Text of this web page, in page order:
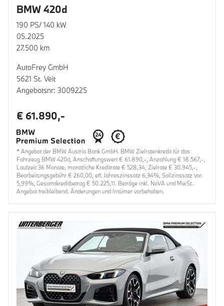
BMW 420d
190 PS/ 140 kW
05.2025
27.500 km
AutoFrey GmbH
5621 St. Veit
Angebotsnr: 3009225
€ 61.890,-
* Angebot der BMW Austria Bank GmbH. BMW Zielratenkredit für das
Fahrzeug BMW 420d, Anschaffungswert € 61.890,-, Anzahlung € 18.567,-,
Laufzeit 36 Monate, monatliche Kreditrate € 528,34, Zielrate € 30.945,-,
Bearbeitungsgebühr € 260,00, eff. Jahreszinssatz 6,34%, Sollzinssatz var.
5,99%, Gesamtkreditbetrag € 50.225,11. Beträge inkl. NoVA und MwSt..
Angebot freibleibend. Änderungen und Irrtümer vorbehalten.